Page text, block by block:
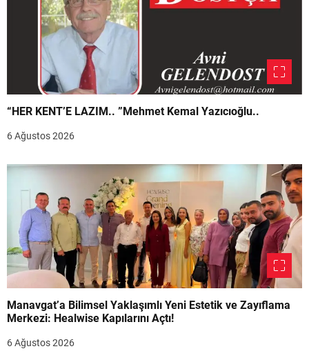
“HER KENT’E LAZIM.. ”Mehmet Kemal Yazıcıoğlu..
6 Ağustos 2026
Manavgat’a Bilimsel Yaklaşımlı Yeni Estetik ve Zayıflama
Merkezi: Healwise Kapılarını Açtı!
6 Ağustos 2026